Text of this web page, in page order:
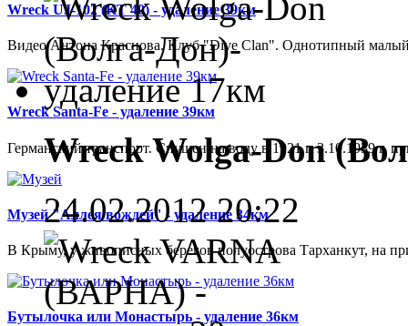
Wreck UJ-102 (KT 40) - удаление 39км
Видео Антона Краснова. Клуб "Dive Clan". Однотипный
Wreck Santa-Fe - удаление 39км
Германский транспорт. Спущен на воду в 1921 г. 3.10.1939 г.
Музей "Аллея вождей" - удаление 34км
В Крыму, у живописных берегов полуострова Тарханкут, на
Бутылочка или Монастырь - удаление 36км
Wreck Wolga-Don
24.02.2012 20:22